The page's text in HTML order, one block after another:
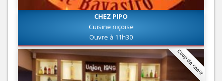
CHEZ PIPO
Cuisine niçoise
Ouvre à 11h30
Coup de coeur